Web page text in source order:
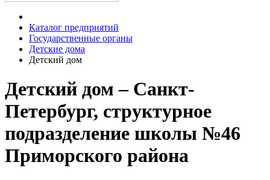
Каталог предприятий
Государственные органы
Детские дома
Детский дом
Детский дом – Санкт-
Петербург, структурное
подразделение школы №46
Приморского района